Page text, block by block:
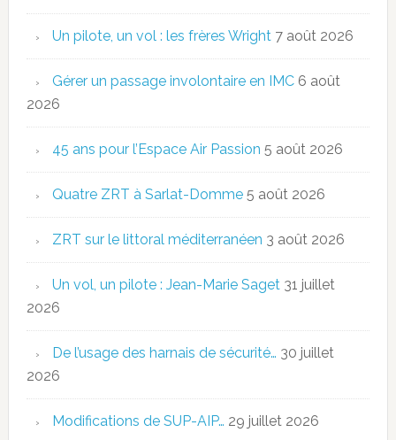
Un pilote, un vol : les frères Wright 7 août 2026
Gérer un passage involontaire en IMC 6 août
2026
45 ans pour l’Espace Air Passion 5 août 2026
Quatre ZRT à Sarlat-Domme 5 août 2026
ZRT sur le littoral méditerranéen 3 août 2026
Un vol, un pilote : Jean-Marie Saget 31 juillet
2026
De l’usage des harnais de sécurité… 30 juillet
2026
Modifications de SUP-AIP… 29 juillet 2026